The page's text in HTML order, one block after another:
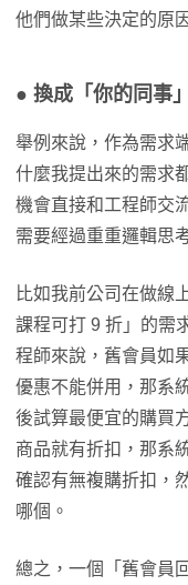
他們做某些決定的原
● 換成「你的同事
舉例來說，作為需求
什麼我提出來的需求
機會直接和工程師交
需要經過重重邏輯思
比如我前公司在做線
課程可打 9 折」的需
程師來說，舊會員如
優惠不能併用，那系
後試算最便宜的購買
商品就有折扣，那系
確認有無複購折扣，
哪個。
總之，一個「舊會員